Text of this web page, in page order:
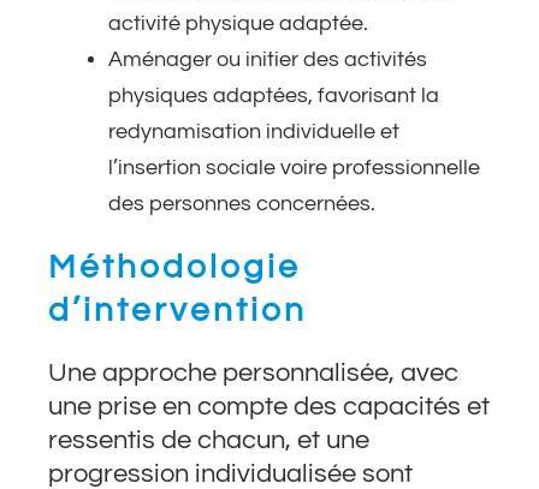
activité physique adaptée.
Aménager ou initier des activités
physiques adaptées, favorisant la
redynamisation individuelle et
l’insertion sociale voire professionnelle
des personnes concernées.
Méthodologie
d’intervention
Une approche personnalisée, avec
une prise en compte des capacités et
ressentis de chacun, et une
progression individualisée sont